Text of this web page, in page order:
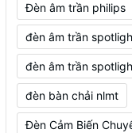
Đèn âm trần philips
đèn âm trần
đèn âm trần
đèn bàn chải nlmt
Đèn Cảm Biến